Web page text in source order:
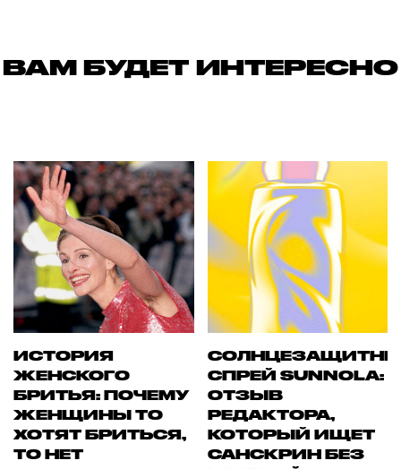
ВАМ БУДЕТ ИНТЕРЕСНО
ИСТОРИЯ
ЖЕНСКОГО
БРИТЬЯ: ПОЧЕМУ
ЖЕНЩИНЫ ТО
ХОТЯТ БРИТЬСЯ,
ТО НЕТ
СПРЕЙ SUNNOLA:
ОТЗЫВ
РЕДАКТОРА,
КОТОРЫЙ ИЩЕТ
САНСКРИН БЕЗ